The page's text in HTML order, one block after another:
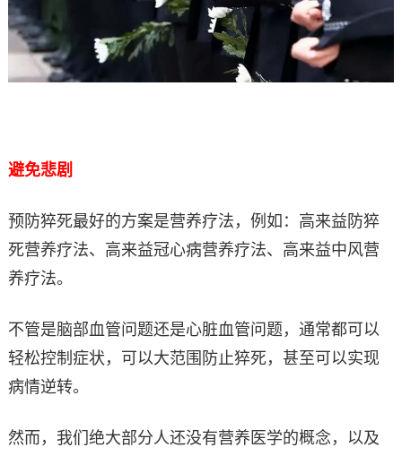
避免悲剧
预防猝死最好的方案是营养疗法，例如：高来益防猝
死营养疗法、高来益冠心病营养疗法、高来益中风营
养疗法。
不管是脑部血管问题还是心脏血管问题，通常都可以
轻松控制症状，可以大范围防止猝死，甚至可以实现
病情逆转。
然而，我们绝大部分人还没有营养医学的概念，以及